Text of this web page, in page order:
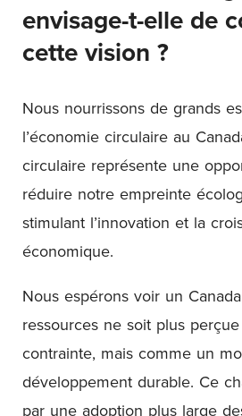
envisage-t-elle de
cette vision ?
Nous nourrissons de grands
l’économie circulaire au
circulaire représente une
réduire notre empreinte
stimulant l’innovation et la
économique.
Nous espérons voir un
ressources ne soit plus
contrainte, mais comme un
développement durable. Ce
par une adoption plus large